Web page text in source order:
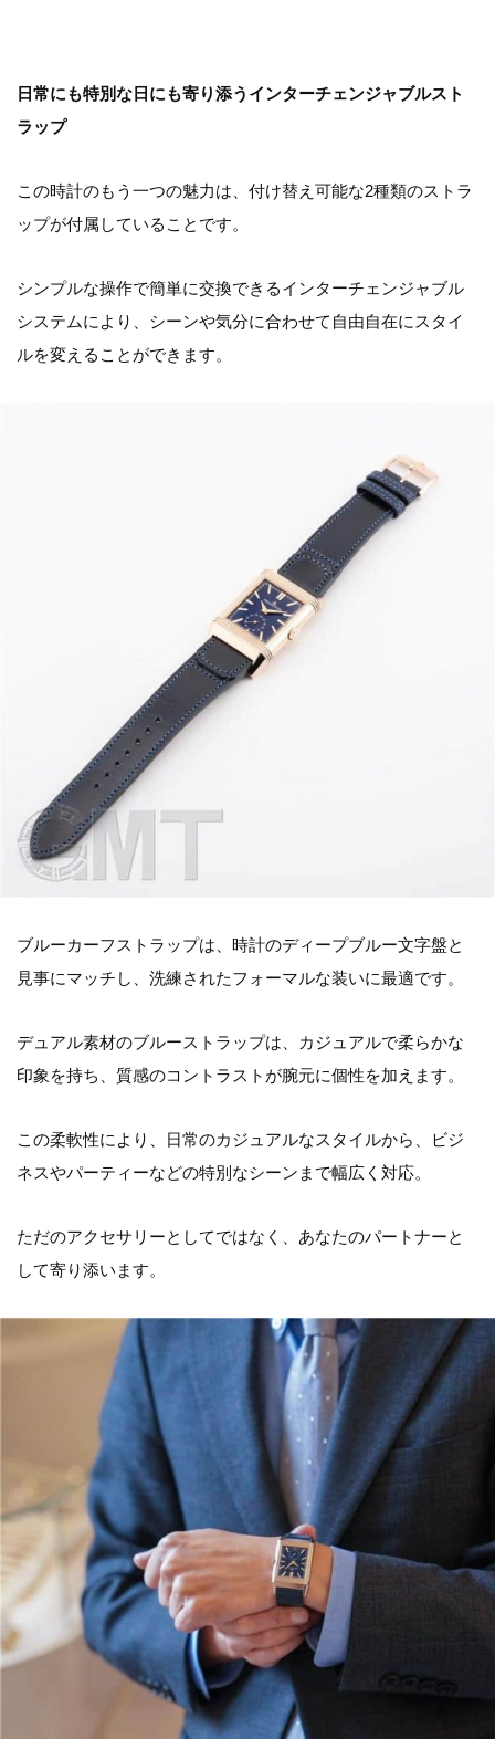
日常にも特別な日にも寄り添うインターチェンジャブルスト
ラップ
この時計のもう一つの魅力は、付け替え可能な2種類のストラ
ップが付属していることです。
シンプルな操作で簡単に交換できるインターチェンジャブル
システムにより、シーンや気分に合わせて自由自在にスタイ
ルを変えることができます。
ブルーカーフストラップは、時計のディープブルー文字盤と
見事にマッチし、洗練されたフォーマルな装いに最適です。
デュアル素材のブルーストラップは、カジュアルで柔らかな
印象を持ち、質感のコントラストが腕元に個性を加えます。
この柔軟性により、日常のカジュアルなスタイルから、ビジ
ネスやパーティーなどの特別なシーンまで幅広く対応。
ただのアクセサリーとしてではなく、あなたのパートナーと
して寄り添います。